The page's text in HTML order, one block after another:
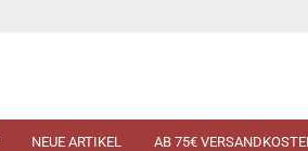
NEUE ARTIKEL AB 75€